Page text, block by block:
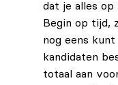
dat je alles
Begin op tijd,
nog eens
kandidaten
totaal aan